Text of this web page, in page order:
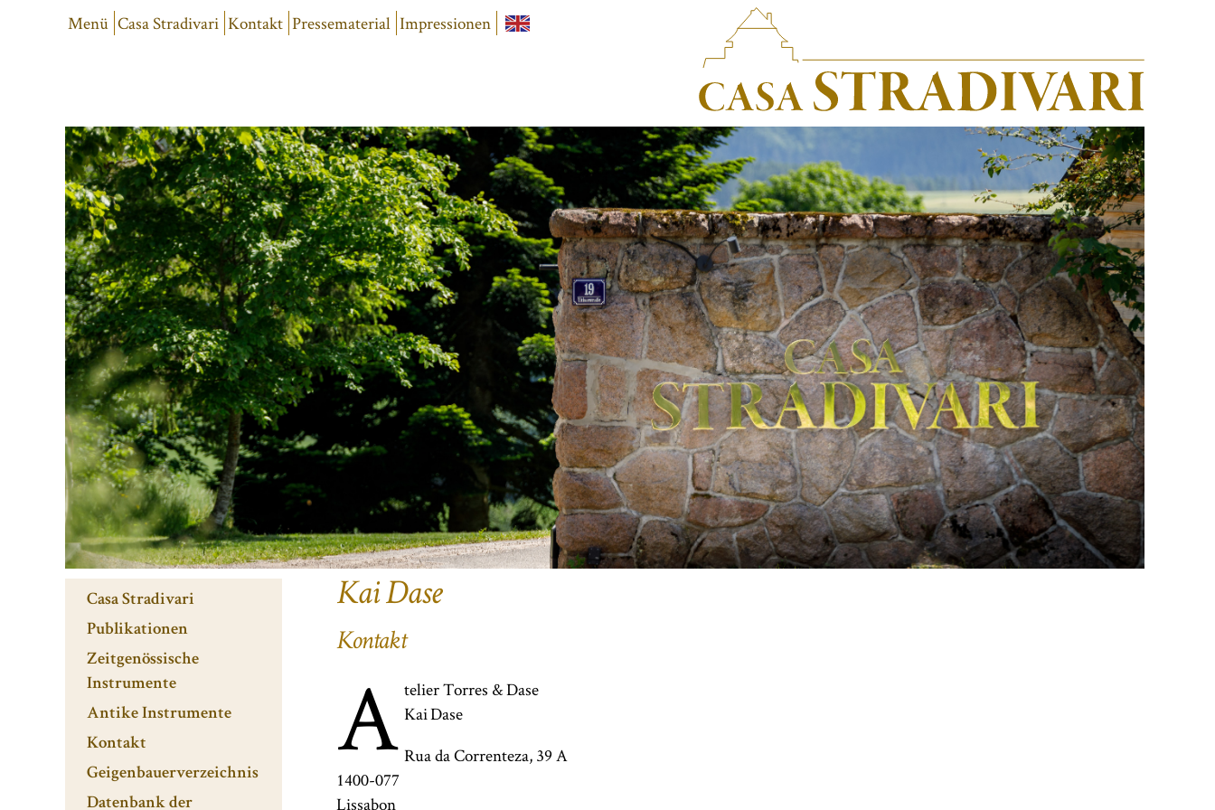
Menü Casa Stradivari Kontakt Pressematerial Impressionen
Casa Stradivari
Publikationen
Zeitgenössische
Instrumente
Antike Instrumente
Kontakt
Geigenbauerverzeichnis
Datenbank der
Kai Dase
Kontakt
A telier Torres & Dase
KaiDase
Rua da Correnteza, 39 A
1400-077
Lissabon